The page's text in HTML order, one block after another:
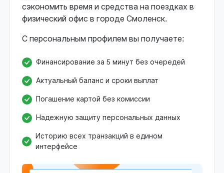
сэкономить время и средства на поездках в
физический офис в городе Смоленск.
С персональным профилем вы получаете:
Финансирование за 5 минут без очередей
Актуальный баланс и сроки выплат
Погашение картой без комиссии
Надежную защиту персональных данных
Историю всех транзакций в едином
интерфейсе